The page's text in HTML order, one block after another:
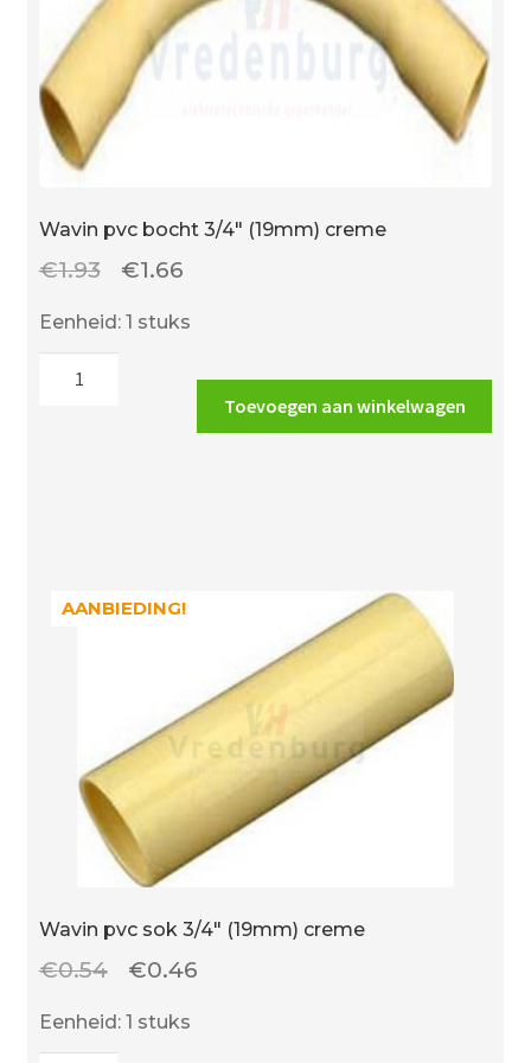
Wavin pvc bocht 3/4″ (19mm) creme
€1.93
Oorspronkelijke
€1.66Huidige
€1.66.
Eenheid: 1 stuks
Toevoegen aan winkelwagen
AANBIEDING!
Wavin pvc sok 3/4″ (19mm) creme
AANBIEDING!
€0.54
Oorspronkelijke
€0.46Huidige
Eenheid: 1 stuks